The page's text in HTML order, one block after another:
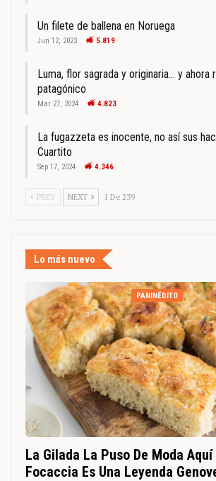
Un filete de ballena en Noruega
Jun 12, 2023 5.819
Luma, flor sagrada y originaria… y ahora
patagónico
Mar 27, 2024 4.823
La fugazzeta es inocente, no así sus
Cuartito
Sep 17, 2024 4.346
PREV NEXT 1 De 239
Lo más nuevo
PANINÉDITO
La Gilada La Puso De Moda
Focaccia Es Una Leyenda